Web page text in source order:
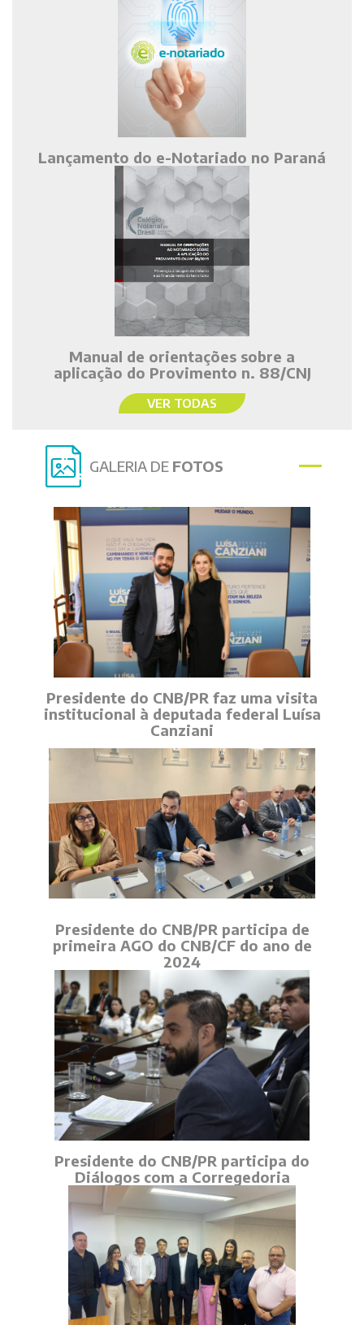
Lançamento do e-Notariado no Paraná
Manual de orientações sobre a
aplicação do Provimento n. 88/CNJ
VER TODAS
GALERIA DE FOTOS
Presidente do CNB/PR faz uma visita
institucional à deputada federal Luísa
Canziani
Presidente do CNB/PR participa de
primeira AGO do CNB/CF do ano de
2024
Presidente do CNB/PR participa do
Diálogos com a Corregedoria